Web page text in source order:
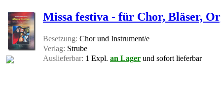
Missa festiva - für Chor, Bläser,
Besetzung: Chor und Instrument/e
Verlag: Strube
Auslieferbar: 1 Expl. an Lager und sofort lieferbar